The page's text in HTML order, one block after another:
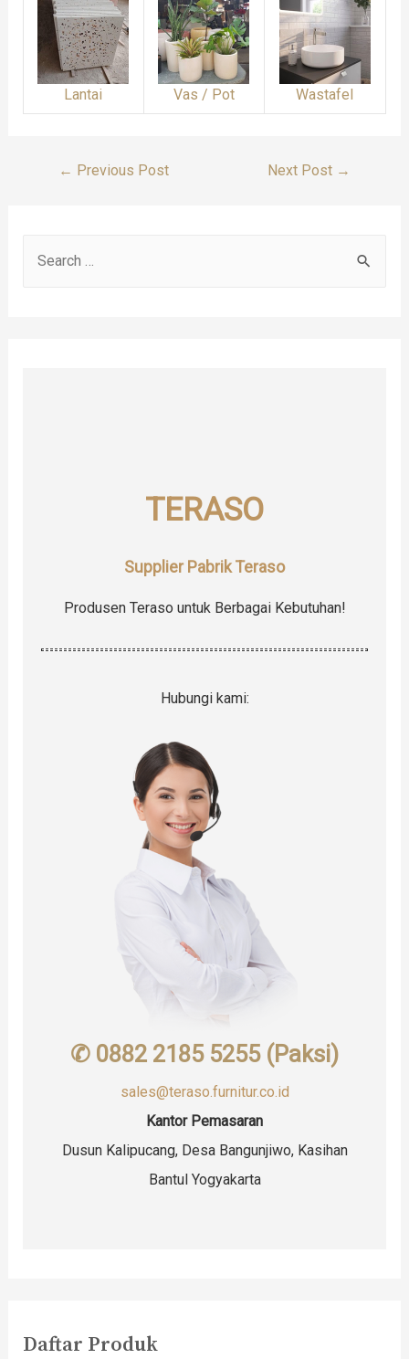
Lantai Vas / Pot Wastafel
Post
← Previous Post Next Post →
TERASO
Supplier Pabrik Teraso
Produsen Teraso untuk Berbagai Kebutuhan!
Hubungi kami:
✆ 0882 2185 5255 (Paksi)
sales@teraso.furnitur.co.id
Kantor Pemasaran
Dusun Kalipucang, Desa Bangunjiwo, Kasihan
Bantul Yogyakarta
Daftar Produk